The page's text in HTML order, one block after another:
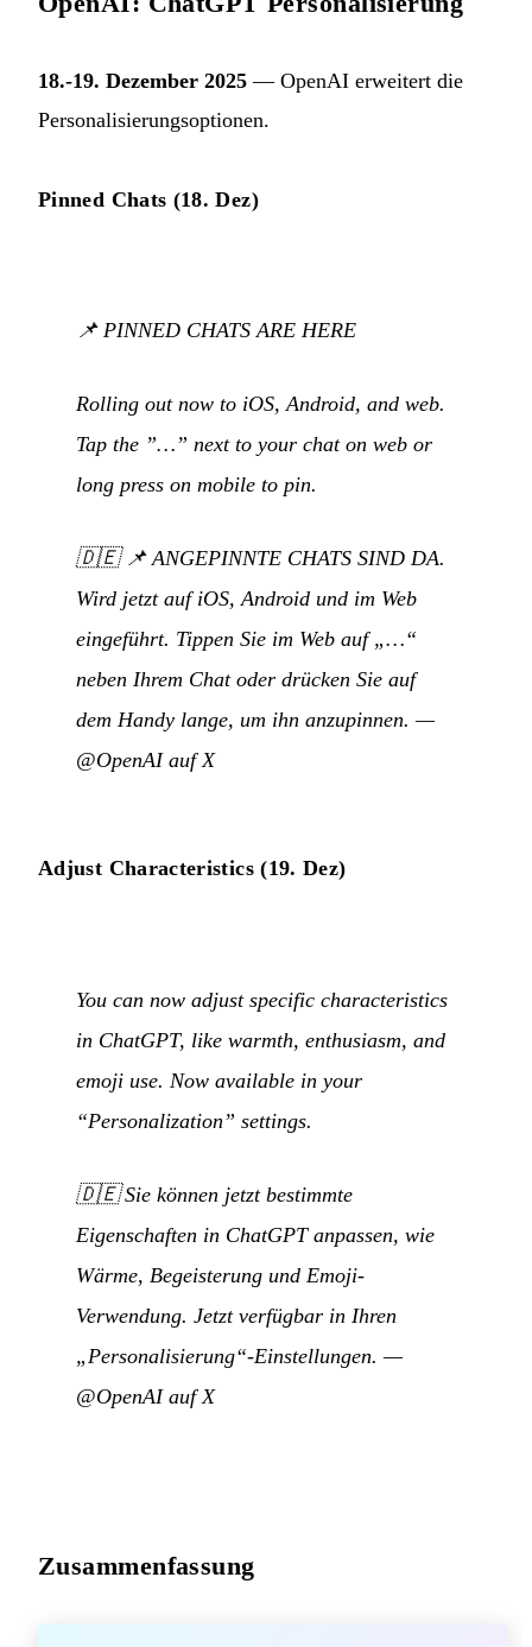
18.-19. Dezember 2025 — OpenAI erweitert die
Personalisierungsoptionen.
Pinned Chats (18. Dez)
📌 PINNED CHATS ARE HERE
Rolling out now to iOS, Android, and web.
Tap the ”…” next to your chat on web or
long press on mobile to pin.
🇩🇪 📌 ANGEPINNTE CHATS SIND DA.
Wird jetzt auf iOS, Android und im Web
eingeführt. Tippen Sie im Web auf „…“
neben Ihrem Chat oder drücken Sie auf
dem Handy lange, um ihn anzupinnen. —
@OpenAI auf X
Adjust Characteristics (19. Dez)
You can now adjust specific characteristics
in ChatGPT, like warmth, enthusiasm, and
emoji use. Now available in your
“Personalization” settings.
🇩🇪Sie können jetzt bestimmte
Eigenschaften in ChatGPT anpassen, wie
Wärme, Begeisterung und Emoji-
Verwendung. Jetzt verfügbar in Ihren
„Personalisierung“-Einstellungen. —
@OpenAI auf X
Zusammenfassung